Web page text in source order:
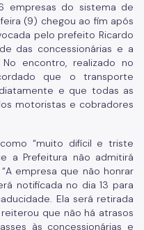
empresas do sistema de
(9) chegou ao fim após
pelo prefeito Ricardo
das concessionárias e a
encontro, realizado no
que o transporte
e que todas as
motoristas e cobradores
“muito difícil e triste
a Prefeitura não admitirá
empresa que não honrar
notificada no dia 13 para
Ela será retirada
que não há atrasos
às concessionárias e